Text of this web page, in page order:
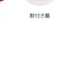
脚付き膳